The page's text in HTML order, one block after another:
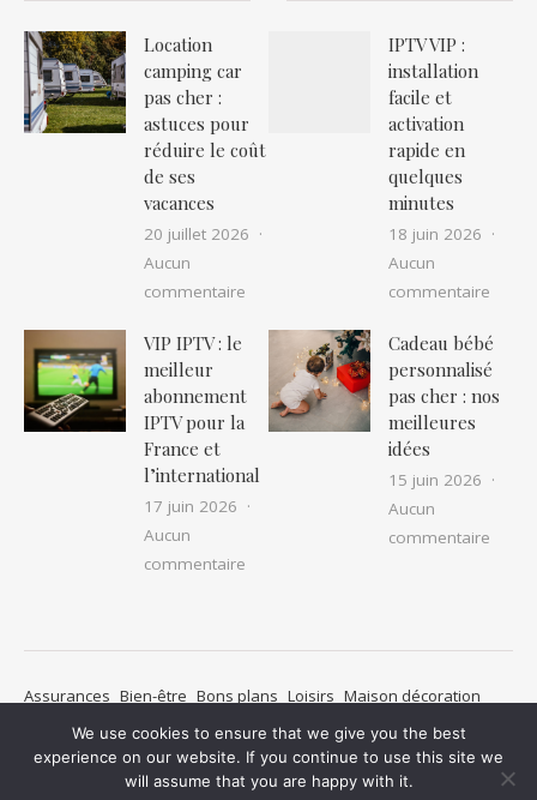
Location
camping car
pas cher :
astuces pour
réduire le coût
de ses
vacances
20 juillet 2026
Aucun
commentaire sur Location camping car pas cher :
IPTV VIP :
installation
facile et
activation
rapide en
quelques
minutes
18 juin 2026
Aucun
commentaire
VIP IPTV : le
meilleur
abonnement
IPTV pour la
France et
l’international
17 juin 2026
Aucun
commentaire
Cadeau bébé
personnalisé
pas cher : nos
meilleures
idées
15 juin 2026
Aucun
commentaire
Assurances Bien-être Bons plans Loisirs Maison décoration
Métiers
Non classé Pratique
Transports de personnes Voyages Mentions légales
We use cookies to ensure that we give you the best
experience on our website. If you continue to use this site we
will assume that you are happy with it.